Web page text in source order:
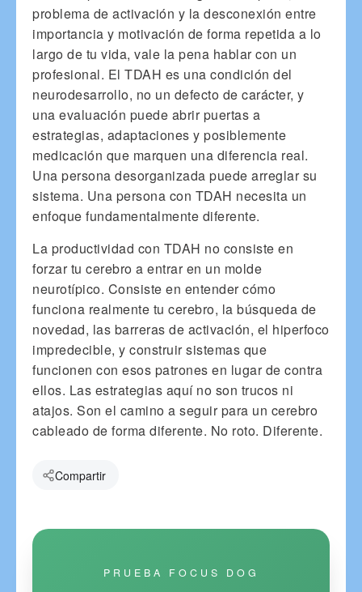
problema de activación y la desconexión entre
importancia y motivación de forma repetida a lo
largo de tu vida, vale la pena hablar con un
profesional. El TDAH es una condición del
neurodesarrollo, no un defecto de carácter, y
una evaluación puede abrir puertas a
estrategias, adaptaciones y posiblemente
medicación que marquen una diferencia real.
Una persona desorganizada puede arreglar su
sistema. Una persona con TDAH necesita un
enfoque fundamentalmente diferente.
La productividad con TDAH no consiste en
forzar tu cerebro a entrar en un molde
neurotípico. Consiste en entender cómo
funciona realmente tu cerebro, la búsqueda de
novedad, las barreras de activación, el hiperfoco
impredecible, y construir sistemas que
funcionen con esos patrones en lugar de contra
ellos. Las estrategias aquí no son trucos ni
atajos. Son el camino a seguir para un cerebro
cableado de forma diferente. No roto. Diferente.
Compartir
PRUEBA FOCUS DOG